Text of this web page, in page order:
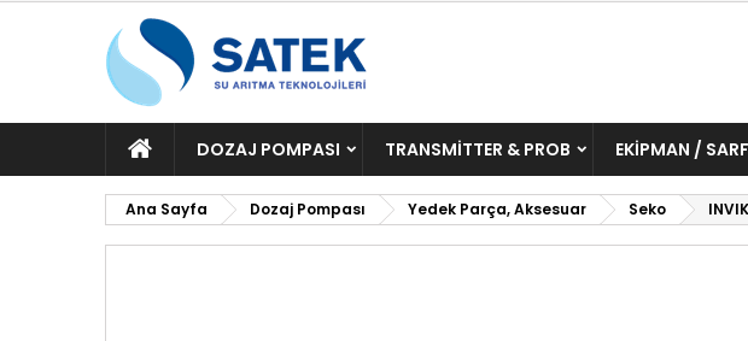
ANA
SAYFA
DOZAJ POMPASI TRANSMITTER & PROB EKIPMAN /
Ana Sayfa Dozaj Pompası Yedek Parça, Aksesuar Seko